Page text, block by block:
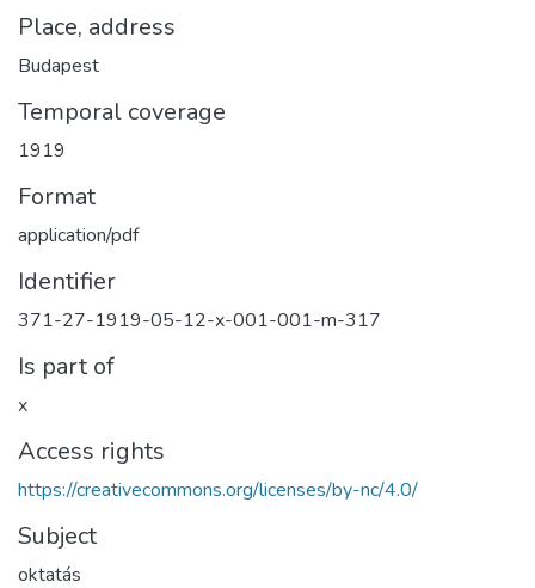
Place, address
Budapest
Temporal coverage
1919
Format
application/pdf
Identifier
371-27-1919-05-12-x-001-001-m-317
Is part of
x
Access rights
https://creativecommons.org/licenses/by-nc/4.0/
Subject
oktatás